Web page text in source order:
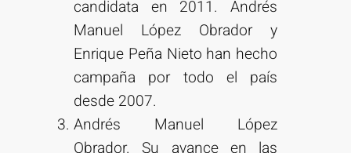
candidata en 2011. Andrés
Manuel López Obrador y
Enrique Peña Nieto han hecho
campaña por todo el país
desde 2007.
Andrés Manuel López
Obrador. Su avance en las